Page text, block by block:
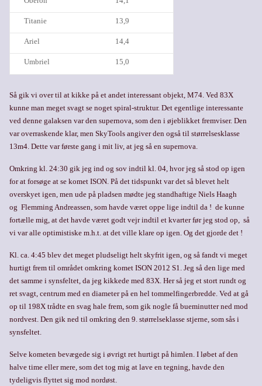
Titanie 13,9
Ariel 14,4
Umbriel 15,0
Så gik vi over til at kikke på et andet interessant objekt, M74. Ved 83X
kunne man meget svagt se noget spiral-struktur. Det egentlige interessante
ved denne galaksen var den supernova, som den i øjeblikket fremviser. Den
var overraskende klar, men SkyTools angiver den også til størrelsesklasse
13m4. Dette var første gang i mit liv, at jeg så en supernova.
Omkring kl. 24:30 gik jeg ind og sov indtil kl. 04, hvor jeg så stod op igen
for at forsøge at se komet ISON. På det tidspunkt var det så blevet helt
overskyet igen, men ude på pladsen mødte jeg standhaftige Niels Haagh
og Flemming Andreassen, som havde været oppe lige indtil da ! de kunne
fortælle mig, at det havde været godt vejr indtil et kvarter før jeg stod op,
så
vi var alle optimistiske m.h.t. at det ville klare op igen. Og det gjorde det !
Kl. ca. 4:45 blev det meget pludseligt helt skyfrit igen, og så fandt vi meget
hurtigt frem til området omkring komet ISON 2012 S1. Jeg så den lige med
det samme i synsfeltet, da jeg kikkede med 83X. Her så jeg et stort rundt og
ret svagt, centrum med en diameter på en hel tommelfingerbredde. Ved at gå
op til 198X trådte en svag hale frem, som gik nogle få bueminutter ned mod
nordvest. Den gik ned til omkring den 9. størrelseklasse stjerne, som sås i
synsfeltet.
Selve kometen bevægede sig i øvrigt ret hurtigt på himlen. I løbet af den
halve time eller mere, som det tog mig at lave en tegning, havde den
tydeligvis flyttet sig mod nordøst.